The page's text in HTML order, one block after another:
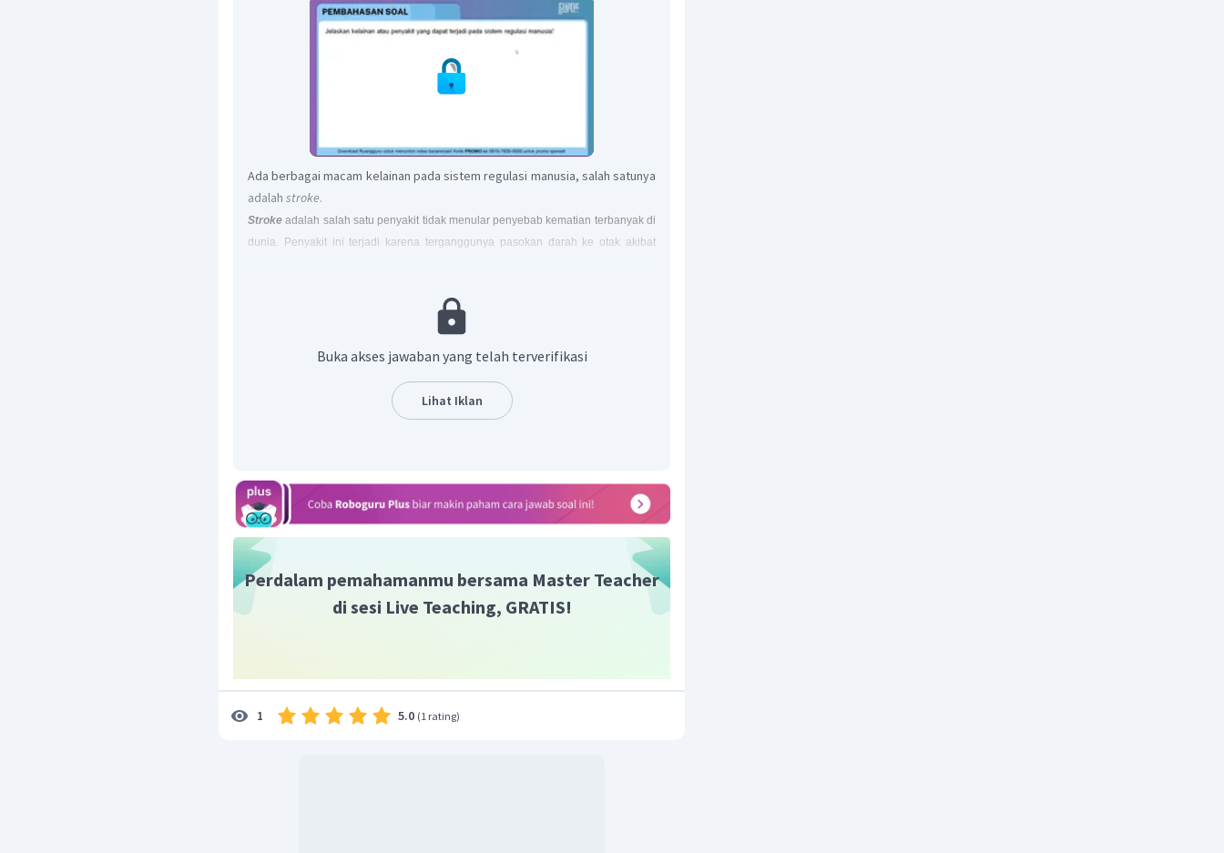
Ada berbagai macam kelainan pada sistem regulasi manusia, salah satunya
adalah stroke.
Stroke adalah salah satu penyakit tidak menular penyebab kematian terbanyak di
dunia. Penyakit ini terjadi karena terganggunya pasokan darah ke otak akibat
sebagian area otak mati. Akibatnya, bagian tubuh yang dikendalikan oleh area
otak yang rusak tidak berfungsi dengan baik. Gejala dari penyakit
rasa pada wajah, kesulitan berbicara, berjalan, dan melihat, sakit kepala yang
tepat, maka akan menyebabkan kematian.
Buka akses jawaban yang telah terverifikasi
Lihat Iklan
Perdalam pemahamanmu bersama Master Teacher
di sesi Live Teaching, GRATIS!
1 5.0 (1 rating)